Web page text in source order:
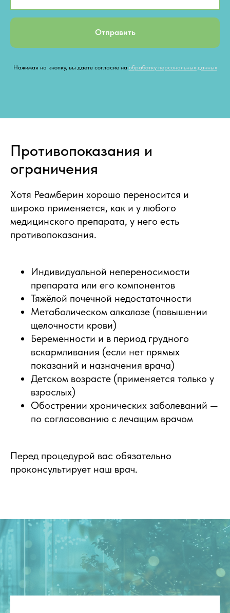
Отправить
Нажимая на кнопку, вы даете согласие на обработку персональных данных
Противопоказания и
ограничения
Хотя Реамберин хорошо переносится и
широко применяется, как и у любого
медицинского препарата, у него есть
противопоказания.
Индивидуальной непереносимости
препарата или его компонентов
Тяжёлой почечной недостаточности
Метаболическом алкалозе (повышении
щелочности крови)
Беременности и в период грудного
вскармливания (если нет прямых
показаний и назначения врача)
Детском возрасте (применяется только у
взрослых)
Обострении хронических заболеваний —
по согласованию с лечащим врачом
Перед процедурой вас обязательно
проконсультирует наш врач.